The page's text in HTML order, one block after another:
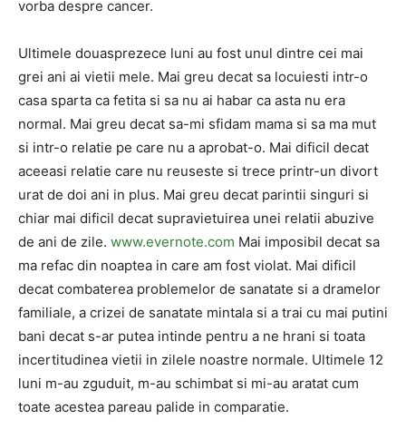
vorba despre cancer.
Ultimele douasprezece luni au fost unul dintre cei mai
grei ani ai vietii mele. Mai greu decat sa locuiesti intr-o
casa sparta ca fetita si sa nu ai habar ca asta nu era
normal. Mai greu decat sa-mi sfidam mama si sa ma mut
si intr-o relatie pe care nu a aprobat-o. Mai dificil decat
aceeasi relatie care nu reuseste si trece printr-un divort
urat de doi ani in plus. Mai greu decat parintii singuri si
chiar mai dificil decat supravietuirea unei relatii abuzive
de ani de zile. www.evernote.com Mai imposibil decat sa
ma refac din noaptea in care am fost violat. Mai dificil
decat combaterea problemelor de sanatate si a dramelor
familiale, a crizei de sanatate mintala si a trai cu mai putini
bani decat s-ar putea intinde pentru a ne hrani si toata
incertitudinea vietii in zilele noastre normale. Ultimele 12
luni m-au zguduit, m-au schimbat si mi-au aratat cum
toate acestea pareau palide in comparatie.